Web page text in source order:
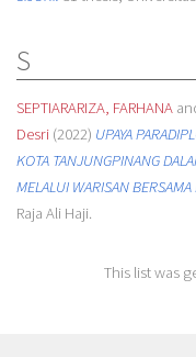
S
SEPTIARARIZA, FARHANA
Desri(2022) UPAYA
KOTA TANJUNGPINANG
MELALUI WARISAN BERSAMA
Raja Ali Haji.
This list was